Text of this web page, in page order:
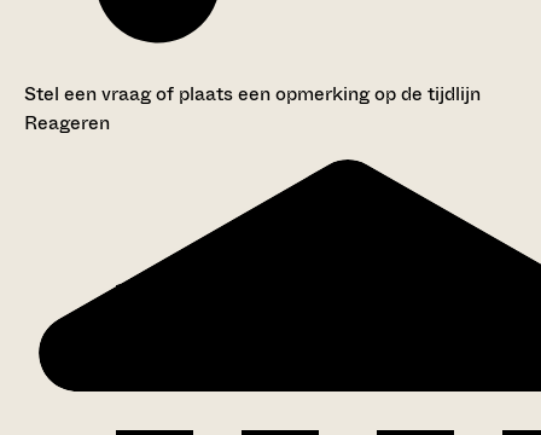
Stel een vraag of plaats een opmerking op de tijdlijn
Reageren